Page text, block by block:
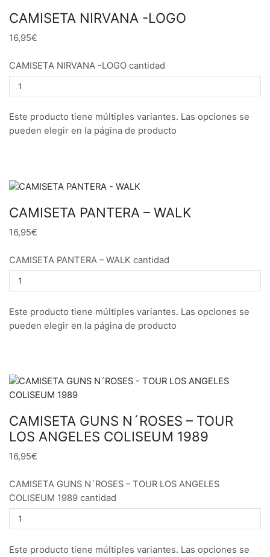
CAMISETA NIRVANA -LOGO
16,95€
CAMISETA NIRVANA -LOGO cantidad
Este producto tiene múltiples variantes. Las opciones se
pueden elegir en la página de producto
CAMISETA PANTERA – WALK
16,95€
CAMISETA PANTERA – WALK cantidad
Este producto tiene múltiples variantes. Las opciones se
pueden elegir en la página de producto
CAMISETA GUNS N´ROSES – TOUR
LOS ANGELES COLISEUM 1989
16,95€
CAMISETA GUNS N´ROSES – TOUR LOS ANGELES
COLISEUM 1989 cantidad
Este producto tiene múltiples variantes. Las opciones se